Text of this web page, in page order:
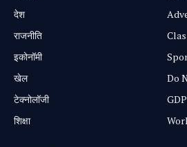
⁠देश
राजनीति
⁠इकोनॉमी
खेल
टेक्नोलॉजी
शिक्षा
Do